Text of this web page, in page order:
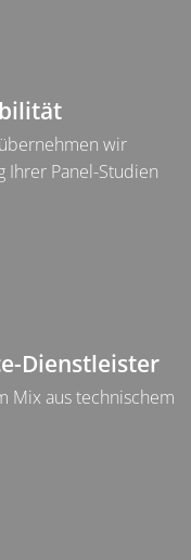
wir
Ihrer Panel-Studien
Dienstleister
Mix aus technischem